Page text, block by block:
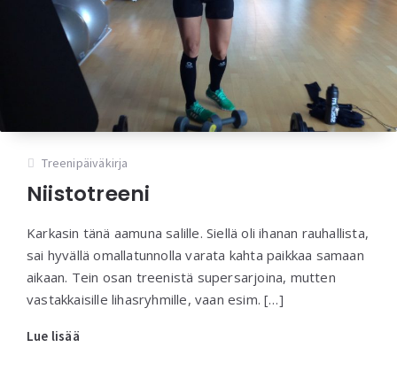
Treenipäiväkirja
Niistotreeni
Karkasin tänä aamuna salille. Siellä oli ihanan rauhallista,
sai hyvällä omallatunnolla varata kahta paikkaa samaan
aikaan. Tein osan treenistä supersarjoina, mutten
vastakkaisille lihasryhmille, vaan esim. […]
Lue lisää